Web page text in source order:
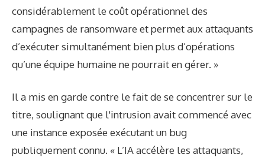
considérablement le coût opérationnel des
campagnes de ransomware et permet aux attaquants
d’exécuter simultanément bien plus d’opérations
qu’une équipe humaine ne pourrait en gérer. »
Il a mis en garde contre le fait de se concentrer sur le
titre, soulignant que l'intrusion avait commencé avec
une instance exposée exécutant un bug
publiquement connu. « L’IA accélère les attaquants,